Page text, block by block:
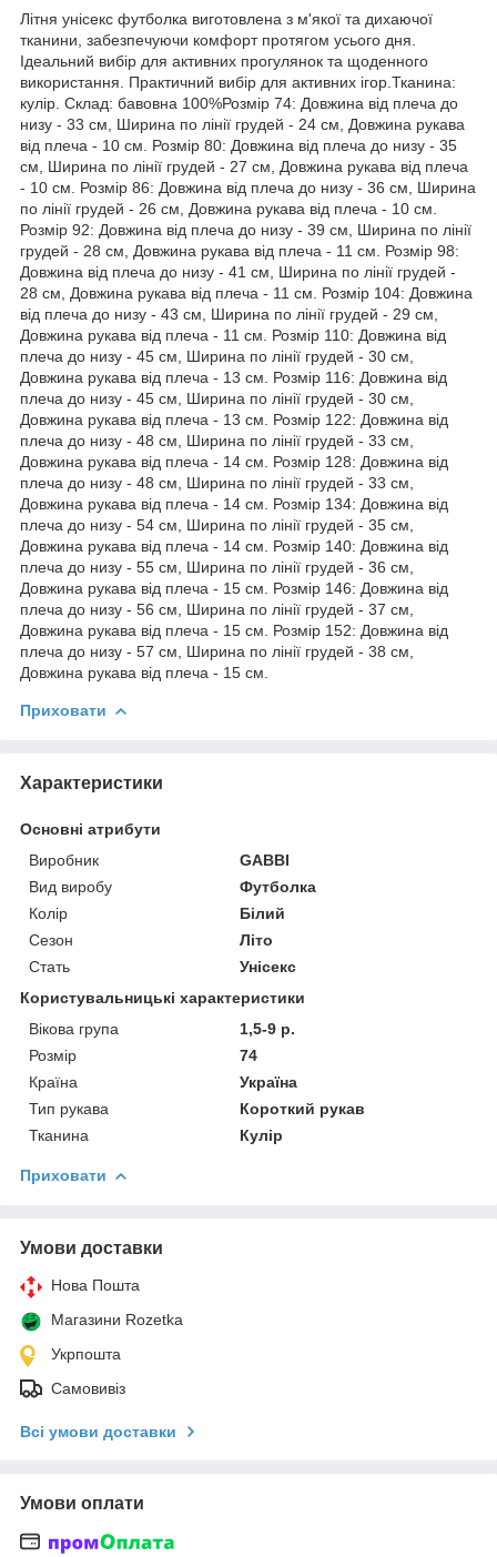
Літня унісекс футболка виготовлена з м'якої та дихаючої
тканини, забезпечуючи комфорт протягом усього дня.
Ідеальний вибір для активних прогулянок та щоденного
використання. Практичний вибір для активних ігор.Тканина:
кулір. Склад: бавовна 100%Розмір 74: Довжина від плеча до
низу - 33 см, Ширина по лінії грудей - 24 см, Довжина рукава
від плеча - 10 см. Розмір 80: Довжина від плеча до низу - 35
см, Ширина по лінії грудей - 27 см, Довжина рукава від плеча
- 10 см. Розмір 86: Довжина від плеча до низу - 36 см, Ширина
по лінії грудей - 26 см, Довжина рукава від плеча - 10 см.
Розмір 92: Довжина від плеча до низу - 39 см, Ширина по лінії
грудей - 28 см, Довжина рукава від плеча - 11 см. Розмір 98:
Довжина від плеча до низу - 41 см, Ширина по лінії грудей -
28 см, Довжина рукава від плеча - 11 см. Розмір 104: Довжина
від плеча до низу - 43 см, Ширина по лінії грудей - 29 см,
Довжина рукава від плеча - 11 см. Розмір 110: Довжина від
плеча до низу - 45 см, Ширина по лінії грудей - 30 см,
Довжина рукава від плеча - 13 см. Розмір 116: Довжина від
плеча до низу - 45 см, Ширина по лінії грудей - 30 см,
Довжина рукава від плеча - 13 см. Розмір 122: Довжина від
плеча до низу - 48 см, Ширина по лінії грудей - 33 см,
Довжина рукава від плеча - 14 см. Розмір 128: Довжина від
плеча до низу - 48 см, Ширина по лінії грудей - 33 см,
Довжина рукава від плеча - 14 см. Розмір 134: Довжина від
плеча до низу - 54 см, Ширина по лінії грудей - 35 см,
Довжина рукава від плеча - 14 см. Розмір 140: Довжина від
плеча до низу - 55 см, Ширина по лінії грудей - 36 см,
Довжина рукава від плеча - 15 см. Розмір 146: Довжина від
плеча до низу - 56 см, Ширина по лінії грудей - 37 см,
Довжина рукава від плеча - 15 см. Розмір 152: Довжина від
плеча до низу - 57 см, Ширина по лінії грудей - 38 см,
Довжина рукава від плеча - 15 см.
Приховати
Характеристики
Основні атрибути
Виробник
GABBI
Вид виробу
Футболка
Колір
Білий
Сезон
Літо
Стать
Унісекс
Користувальницькі характеристики
Вікова група
1,5-9 р.
Розмір
74
Країна
Україна
Тип рукава
Короткий рукав
Тканина
Кулір
Приховати
Умови доставки
Нова Пошта
Магазини Rozetka
Укрпошта
Самовивіз
Всі умови доставки
Умови оплати